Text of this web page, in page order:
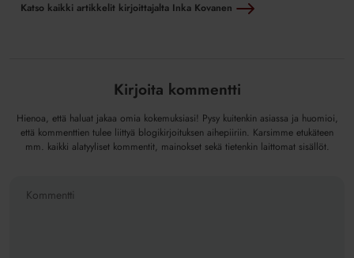
Katso kaikki artikkelit kirjoittajalta Inka Kovanen
Kirjoita kommentti
Hienoa, että haluat jakaa omia kokemuksiasi! Pysy kuitenkin asiassa ja huomioi,
että kommenttien tulee liittyä blogikirjoituksen aihepiiriin. Karsimme etukäteen
mm. kaikki alatyyliset kommentit, mainokset sekä tietenkin laittomat sisällöt.